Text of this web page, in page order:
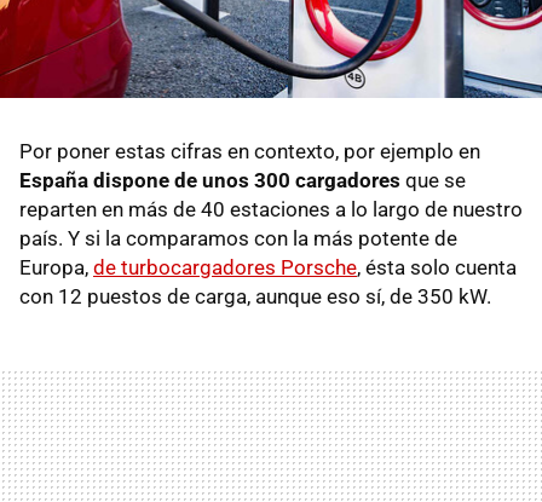
Por poner estas cifras en contexto, por ejemplo en
España dispone de unos 300 cargadores que se
reparten en más de 40 estaciones a lo largo de nuestro
país. Y si la comparamos con la más potente de
Europa, de turbocargadores Porsche, ésta solo cuenta
con 12 puestos de carga, aunque eso sí, de 350 kW.